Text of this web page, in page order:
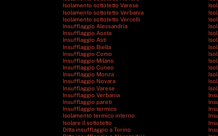
Isolamento sottotetto Varese
Isolamento sottotetto Verbania
Isolamento sottotetto Vercelli
Insufflaggio Alessandria
Insufflaggio Aosta
Insufflaggio Asti
Insufflaggio Biella
Insufflaggio Como
Insufflaggio Milano
Insufflaggio Cuneo
Insufflaggio Monza
Insufflaggio Novara
Insufflaggio Varese
Insufflaggio Verbania
Insufflaggio pareti
Insufflaggio termico
Isolamento termico interno
Isolare il sottotetto
Ditta insufflaggio a Torino